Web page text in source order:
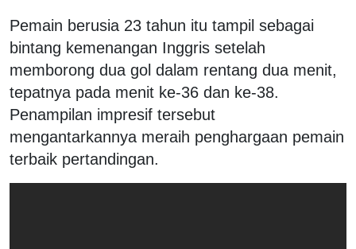
Pemain berusia 23 tahun itu tampil sebagai
bintang kemenangan Inggris setelah
memborong dua gol dalam rentang dua menit,
tepatnya pada menit ke-36 dan ke-38.
Penampilan impresif tersebut
mengantarkannya meraih penghargaan pemain
terbaik pertandingan.